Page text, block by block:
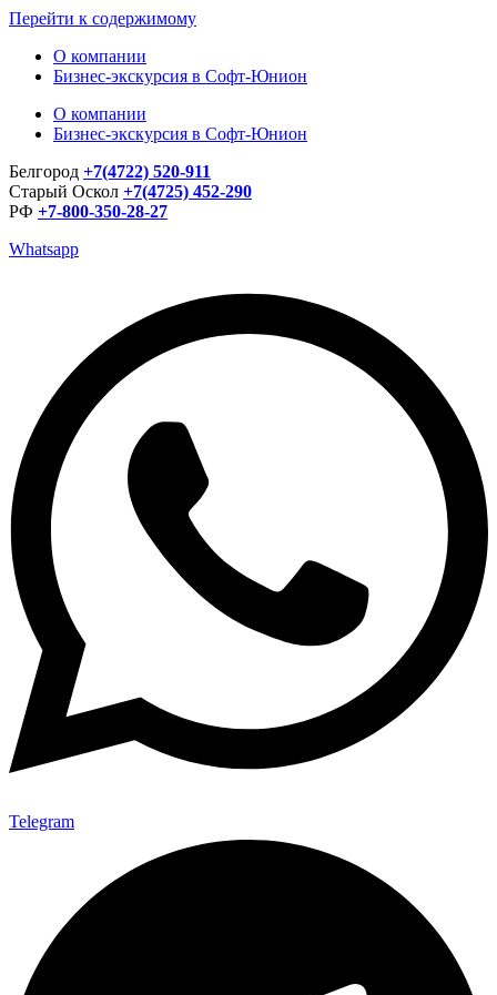
Перейти к содержимому
О компании
Бизнес-экскурсия в Софт-Юнион
О компании
Бизнес-экскурсия в Софт-Юнион
Белгород +7(4722) 520-911
Старый Оскол +7(4725) 452-290
РФ +7-800-350-28-27
Whatsapp
Telegram